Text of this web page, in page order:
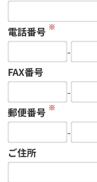
電話番号 ※
-
FAX番号
-
郵便番号 ※
-
ご住所